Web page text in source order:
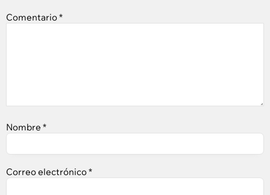
Comentario*
Nombre *
Correo electrónico*